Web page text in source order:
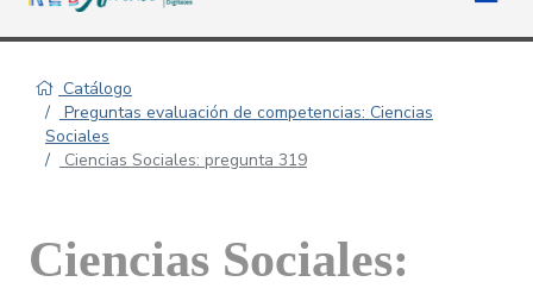
Catálogo
Preguntas evaluación de competencias: Ciencias
Sociales
Ciencias Sociales: pregunta 319
Ciencias Sociales: